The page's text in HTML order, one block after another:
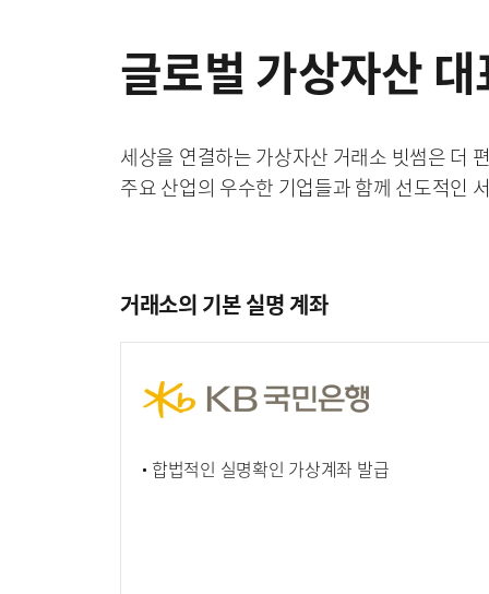
글로벌 가상자산
세상을 연결하는 가상자산 거래소 빗썸은 더
주요 산업의 우수한 기업들과 함께 선도적인
거래소의 기본 실명 계좌
합법적인 실명확인 가상계좌 발급